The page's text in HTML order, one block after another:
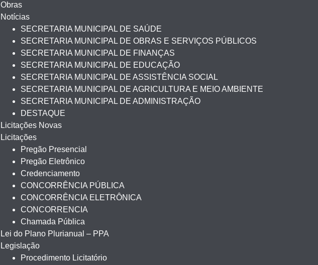
Obras
Notícias
SECRETARIA MUNICIPAL DE SAÚDE
SECRETARIA MUNICIPAL DE OBRAS E SERVIÇOS PÚBLICOS
SECRETARIA MUNICIPAL DE FINANÇAS
SECRETARIA MUNICIPAL DE EDUCAÇÃO
SECRETARIA MUNICIPAL DE ASSISTÊNCIA SOCIAL
SECRETARIA MUNICIPAL DE AGRICULTURA E MEIO AMBIENTE
SECRETARIA MUNICIPAL DE ADMINISTRAÇÃO
DESTAQUE
Licitações Novas
Licitações
Pregão Presencial
Pregão Eletrônico
Credenciamento
CONCORRÊNCIA PÚBLICA
CONCORRÊNCIA ELETRÔNICA
CONCORRENCIA
Chamada Pública
Lei do Plano Plurianual – PPA
Legislação
Procedimento Licitatório